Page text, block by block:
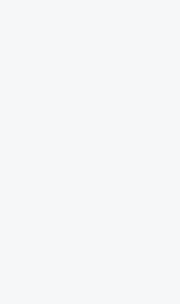
pour la